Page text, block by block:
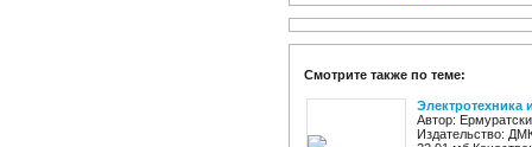
Смотрите также по теме:
Электротехника
Автор:
Издательство: